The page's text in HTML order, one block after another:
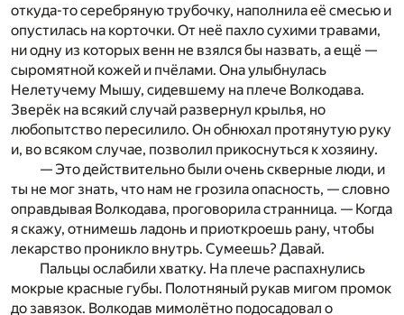
откуда-тосеребряную трубочку, наполнила её смесью и
опустилась на корточки. От неё пахло сухими травами,
ни одну из ко­торых венн не взялся бы назвать, а ещё —
сыромятной кожей и пчёлами. Она улыбнулась
Нелетучему Мышу, сидевшему на плече Волкодава.
Зверёк на всякий случай развернул крылья, но
любопытство пересилило. Он обнюхал протянутую руку
и, во всяком случае, позволил прикоснуться к хозяину.
— Это действительно были очень скверные люди, и
ты не мог знать, что нам не грозила опасность, — словно
оправдывая Волкодава, проговорила странница. — Когда
я скажу, отнимешь ладонь и приоткроешь рану, чтобы
ле­карство проникло внутрь. Сумеешь? Давай.
Пальцы ослабили хватку. На плече распахнулись
мокрые красные губы. Полотняный рукав мигом промок
до завязок. Волкодав мимолётно подосадовал о